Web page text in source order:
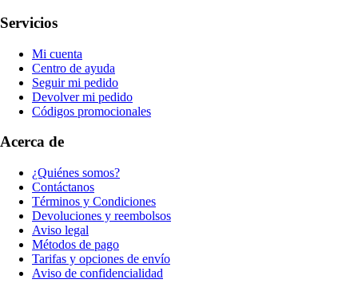
Servicios
Mi cuenta
Centro de ayuda
Seguir mi pedido
Devolver mi pedido
Códigos promocionales
Acerca de
¿Quiénes somos?
Contáctanos
Términos y Condiciones
Devoluciones y reembolsos
Aviso legal
Métodos de pago
Tarifas y opciones de envío
Aviso de confidencialidad